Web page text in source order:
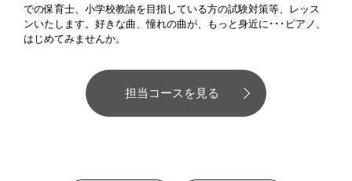
での保育士、小学校教諭を目指している方の試験対策等、レッス
ンいたします。好きな曲、憧れの曲が、もっと身近に･･･ピアノ、
はじめてみませんか。
担当コースを見る